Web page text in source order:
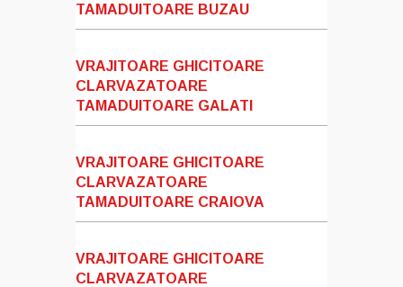
TAMADUITOARE BUZAU
VRAJITOARE GHICITOARE
CLARVAZATOARE
TAMADUITOARE GALATI
VRAJITOARE GHICITOARE
CLARVAZATOARE
TAMADUITOARE CRAIOVA
VRAJITOARE GHICITOARE
CLARVAZATOARE